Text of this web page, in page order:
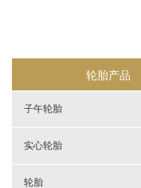
轮胎产品
子午轮胎
实心轮胎
轮胎